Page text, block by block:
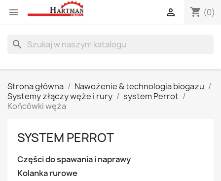
 shopping_cart (0)

search
Strona główna
Nawożenie & technologia biogazu
Systemy złączy węże i rury
system Perrot
Końcówki węża
SYSTEM PERROT
Części do spawania i naprawy
Kolanka rurowe